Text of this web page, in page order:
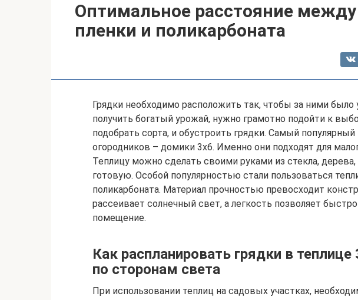
Оптимальное расстояние
пленки и поликарбоната
Грядки необходимо расположить так, чтобы за ними
получить богатый урожай, нужно грамотно подойти к
подобрать сорта, и обустроить грядки. Самый
огородников – домики 3х6. Именно они подходят для
Теплицу можно сделать своими руками из стекла,
готовую. Особой популярностью стали пользоваться
поликарбоната. Материал прочностью превосходит
рассеивает солнечный свет, а легкость позволяет
помещение.
Как распланировать грядки в теплице
по сторонам света
При использовании теплиц на садовых участках,